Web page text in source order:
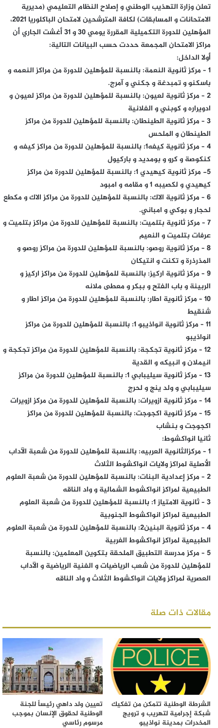
تعلن وزارة التهذيب الوطني و إصلاح النظام التعليمي (مديرية
الامتحانات و المسابقات) لكافة المترشحين لامتحان الباكلوريا 2021،
المؤهلين للدورة التكميلية المقررة يومي 30 و 31 أغشت الجاري أن
مراكز الامتحان المجمعة حددت حسب البيانات التالية:
أولا الداخل:
1 – مركز ثانوية النعمة: بالنسبة للمؤهلين للدورة من مراكز النعمه و
باسكنو و تمبدغة و جكني و آمرج.
2 – مركز ثانوية لعيون: بالنسبة للمؤهلين للدورة من مراكز لعيون و
ادويراره و كوبني و الفلانية
3 – مركز ثانوية الطينطان: بالنسبة للمؤهلين للدورة من مراكز
الطينطان و الملحس
4 – مركز ثانوية كيفه1: بالنسبة للمؤهلين للدورة من مراكز كيفه و
كنكوصة و كرو و بومديد و باركيول
5- مركز ثانوية كيهيدي 1: بالنسبة للمؤهلين للدورة من مراكز
كيهيدي و لكصيبه 1 و مقامه و امبود
6 – مركز ثانوية الاك: بالنسبة للمؤهلين للدورة من مراكز الاك و مكطع
لحجار و بوكي و امباني.
7 – مركز ثانوية بتلميت: بالنسبة للمؤهلين للدورة من مراكز بتلميت و
عرفات بتلميت و النعيم
8 – مركز ثانوية روصو: بالنسبة للمؤهلين للدورة من مراكز روصو و
المذرذرة و تكنت و انتيكان
9 – مركز ثانوية اركيز: بالنسبة للمؤهلين للدورة من مراكز اركيز و
الربينة و باب الفتح و ببكر و معطى ملانه
10 – مركز ثانوية اطار: بالنسبة للمؤهلين للدورة من مراكز اطار و
شنقيط
11 – مركز ثانوية انواذيبو 1: بالنسبة للمؤهلين للدورة من مراكز
انواذيبو
12 – مركز ثانوية تجكجة: بالنسبة للمؤهلين للدورة من مراكز تجكجة و
انيملان و انبيكه و القدية
13 – مركز ثانوية سيليبابي 1: بالنسبة للمؤهلين للدورة من مراكز
سيليبابي و ولد ينج و لحرج
14 – مركز ثانوية ازويرات: بالنسبة للمؤهلين للدورة من مركز ازويرات
15 – مركز ثانوية اكجوجت: بالنسبة للمؤهلين للدورة من مراكز
اكجوجت و بنشاب
ثانيا انواكشوط:
1 – مركزالثانوية العربيه: بالنسبة للمؤهلين للدورة من شعبة الآداب
الأصلية لمراكز ولايات انواكشوط الثلاث
2 – مركز إعدادية البنات: بالنسبة للمؤهلين للدورة من شعبة العلوم
الطبيعية لمراكز انواكشوط الشمالية و واد الناقه
3 – ثانوية الامتياز 1: بالنسبة للمؤهلين للدورة من شعبة العلوم
الطبيعية لمراكز انواكشوط الجنوبية
4 – مركز ثانوية البنين2: بالنسبة للمؤهلين للدورة من شعبة العلوم
الطبيعية لمراكز انواكشوط الغربية
5 – مركز مدرسة التطبيق الملحقة بتكوين المعلمين: بالنسبة
للمؤهلين للدورة من شعب الرياضيات و الفنية الرياضية و الآداب
العصرية لمراكز ولايات انواكشوط الثلاث و واد الناقه
مقالات ذات صلة
الشرطة الوطنية تتمكن من تفكيك
شبكة إجرامية لتهريب و ترويج
المخدرات بمدينة نواذيبو
تعيين ولد داهي رئيساً للجنة
الوطنية لحقوق الإنسان بموجب
مرسوم رئاسي